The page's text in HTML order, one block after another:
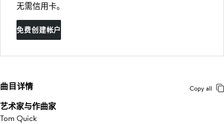
无需信用卡。
免费创建帐户
曲目详情 Copy all
艺术家与作曲家
Tom Quick